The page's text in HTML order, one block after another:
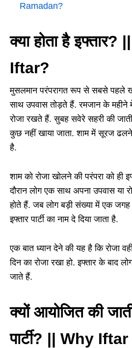
Ramadan?
क्या होता है
Iftar?
मुसलमान परंपरागत रूप से सबसे पहले
साथ उपवास तोड़ते हैं. रमजान के महीने
रोजा रखते हैं. सुबह सवेरे सहरी की
कुछ नहीं खाया जाता. शाम में सूरज ढलने
है.
शाम को रोजा खोलने की परंपरा को ही
दौरान लोग एक साथ अपना उपवास या
होते हैं. जब लोग बड़ी संख्या में एक जगह
इफ्तार पार्टी का नाम दे दिया जाता है.
एक बात ध्‍यान देने की यह है कि रोजा
दिन का रोजा रखा हो. इफ्तार के बाद
जाते हैं.
क्यों आयोजित की
पार्टी? || Why